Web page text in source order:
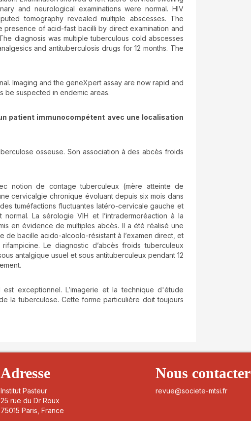
and neurological examinations were normal. HIV
tomography revealed multiple abscesses. The
of acid-fast bacilli by direct examination and
diagnosis was multiple tuberculous cold abscesses
and antituberculosis drugs for 12 months. The
Imaging and the geneXpert assay are now rapid and
be suspected in endemic areas.
patient immunocompétent avec une localisation
osseuse. Son association à des abcès froids
notion de contage tuberculeux (mère atteinte de
cervicalgie chronique évoluant depuis six mois dans
tuméfactions fluctuantes latéro-cervicale gauche et
La sérologie VIH et l’intradermoréaction à la
en évidence de multiples abcès. Il a été réalisé une
de bacille acido-alcoolo-résistant à l’examen direct, et
Le diagnostic d’abcès froids tuberculeux
antalgique usuel et sous antituberculeux pendant 12
exceptionnel. L’imagerie et la technique d'étude
la tuberculose. Cette forme particulière doit toujours
Adresse
Institut Pasteur
25 rue du Dr Roux
75015 Paris, France
Nous contacter
revue@societe-mtsi.fr